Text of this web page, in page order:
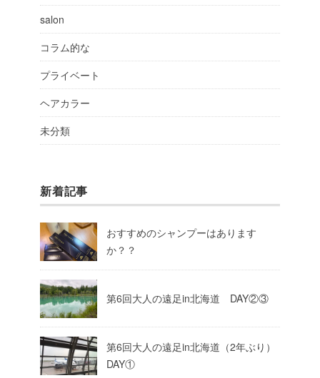
salon
コラム的な
プライベート
ヘアカラー
未分類
新着記事
おすすめのシャンプーはあります
か？？
第6回大人の遠足in北海道 DAY②③
第6回大人の遠足in北海道（2年ぶり）
DAY①